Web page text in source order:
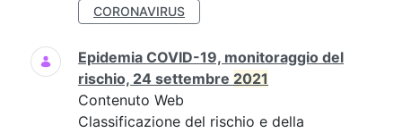
CORONAVIRUS
Epidemia COVID-19, monitoraggio del
rischio, 24 settembre 2021
Contenuto Web
Classificazione del rischio e della